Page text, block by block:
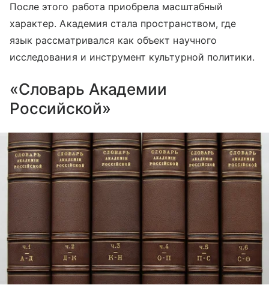
После этого работа приобрела масштабный
характер. Академия стала пространством, где
язык рассматривался как объект научного
исследования и инструмент культурной политики.
«Словарь Академии
Российской»